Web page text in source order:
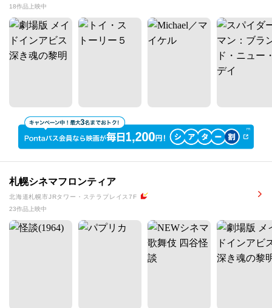
18作品上映中
札幌シネマフロンティア
北海道札幌市JRタワー・ステラプレイス7F
23作品上映中